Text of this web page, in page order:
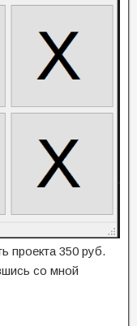
проекта 350 руб.
со мной